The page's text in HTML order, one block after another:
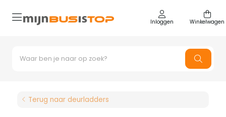
Inloggen Winkelwagen
Terug naar deurladders